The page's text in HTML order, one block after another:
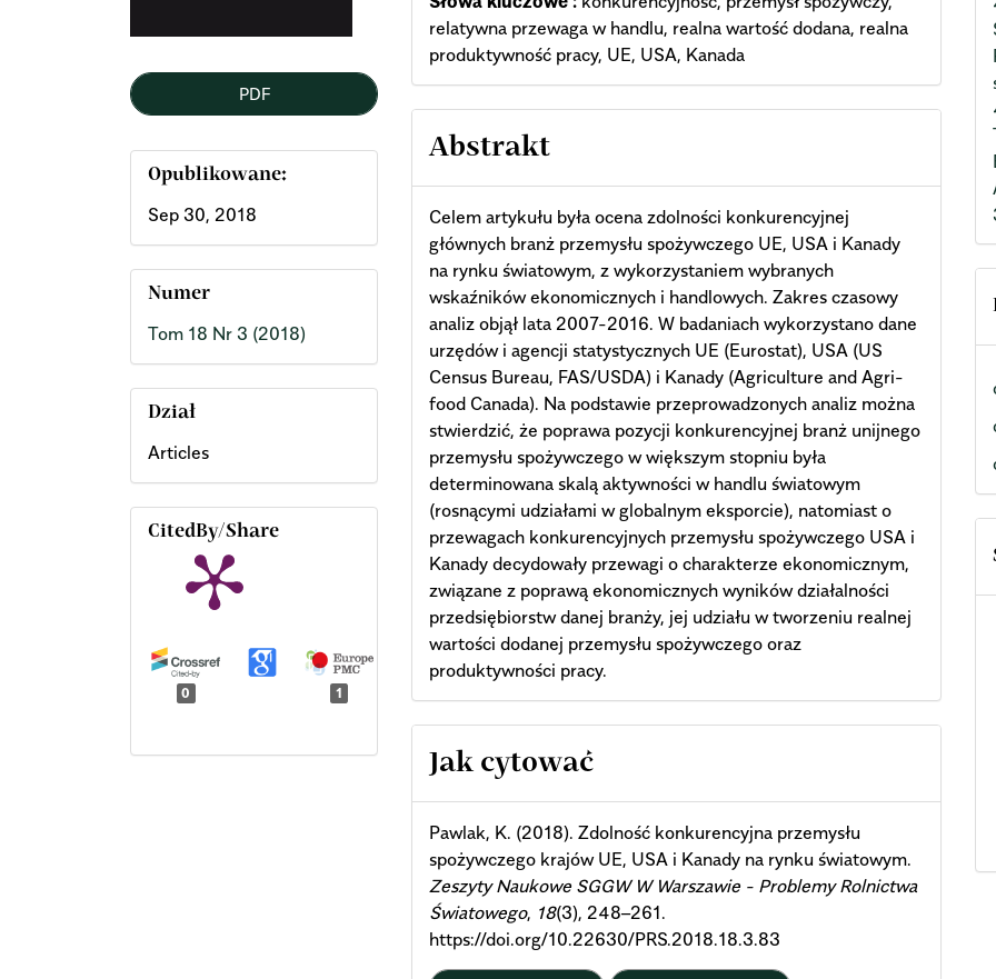
PDF
Opublikowane:
Sep 30, 2018
Numer
Tom 18 Nr 3 (2018)
Dział
Articles
CitedBy/Share
0 1
relatywna przewaga w handlu, realna wartość dodana, realna
produktywność pracy, UE, USA, Kanada
Abstrakt
Celem artykułu była ocena zdolności konkurencyjnej
głównych branż przemysłu spożywczego UE, USA i Kanady
na rynku światowym, z wykorzystaniem wybranych
wskaźników ekonomicznych i handlowych. Zakres czasowy
analiz objął lata 2007-2016. W badaniach wykorzystano dane
urzędów i agencji statystycznych UE (Eurostat), USA (US
Census Bureau, FAS/USDA) i Kanady (Agriculture and Agri-
food Canada). Na podstawie przeprowadzonych analiz można
stwierdzić, że poprawa pozycji konkurencyjnej branż unijnego
przemysłu spożywczego w większym stopniu była
determinowana skalą aktywności w handlu światowym
(rosnącymi udziałami w globalnym eksporcie), natomiast o
przewagach konkurencyjnych przemysłu spożywczego USA i
Kanady decydowały przewagi o charakterze ekonomicznym,
związane z poprawą ekonomicznych wyników działalności
przedsiębiorstw danej branży, jej udziału w tworzeniu realnej
wartości dodanej przemysłu spożywczego oraz
produktywności pracy.
Article
Details
Jak cytować
Pawlak, K. (2018). Zdolność konkurencyjna przemysłu
spożywczego krajów UE, USA i Kanady na rynku światowym.
Zeszyty Naukowe SGGW W Warszawie - Problemy Rolnictwa
Światowego, 18(3), 248–261.
https://doi.org/10.22630/PRS.2018.18.3.83